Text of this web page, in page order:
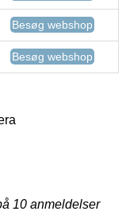
Besøg webshop
Besøg webshop
10 anmeldelser